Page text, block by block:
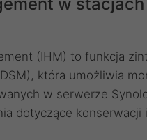
(IHM) to funkcja
która umożliwia
w serwerze
dotyczące konserwacji